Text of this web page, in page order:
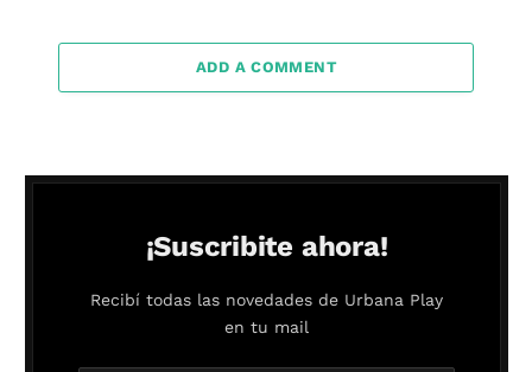
ADD A COMMENT
¡Suscribite ahora!
Recibí todas las novedades de Urbana Play
en tu mail